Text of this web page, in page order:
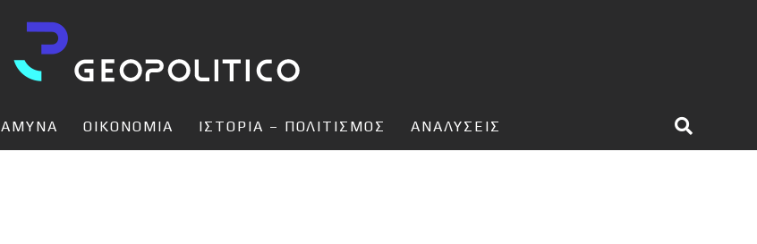
ΑΜΥΝΑ ΟΙΚΟΝΟΜΙΑ ΙΣΤΟΡΙΑ – ΠΟΛΙΤΙΣΜΟΣ ΑΝΑΛΥΣΕΙΣ